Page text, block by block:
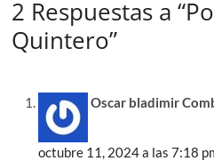
2 Respuestas a
Quintero”
Oscar bladimir
octubre 11, 2024 a las 7:18